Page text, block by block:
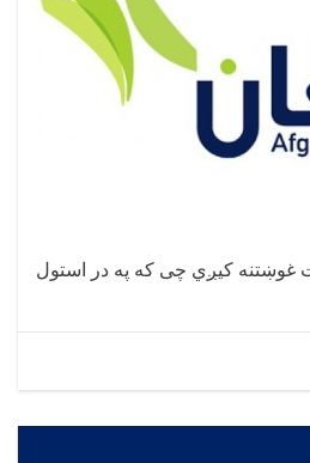
غوښتنه کیږي چی که په در استول